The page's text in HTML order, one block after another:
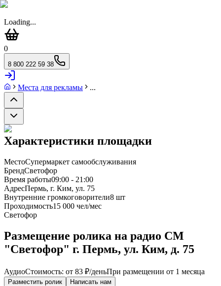
Loading...
0
8 800 222 59 38
Места для рекламы ...
Характеристики площадки
МестоСупермаркет самообслуживания
БрендСветофор
Время работы09:00 - 21:00
АдресПермь, г. Ким, ул. 75
Внутренние громкоговорители8 шт
Проходимость15 000 чел/мес
Светофор
Размещение ролика на радио СМ
"Светофор" г. Пермь, ул. Ким, д. 75
АудиоСтоимость: от 83 ₽/деньПри размещении от 1 месяца
Разместить ролик Написать нам